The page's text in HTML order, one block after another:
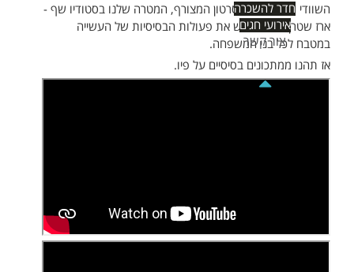
חדר להשכרה
אירועי חגים
צור קשר
השוודי מהחבובות בסרטון המצורף, המטרה שלנו בסטודיו שף -
ארז שטרן היא להנגיש את פעולות הבסיסיות של העשייה
במטבח לכל בני המשפחה.
אז תהנו ממתכונים בסיסיים על פיו.